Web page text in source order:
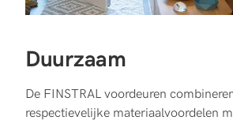
Duurzaam
De FINSTRAL voordeuren
respectievelijke materiaalvoordelen